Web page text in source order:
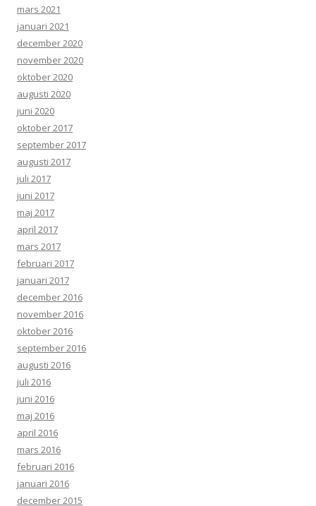
mars 2021
januari 2021
december 2020
november 2020
oktober 2020
augusti 2020
juni 2020
oktober 2017
september 2017
augusti 2017
juli 2017
juni 2017
maj 2017
april 2017
mars 2017
februari 2017
januari 2017
december 2016
november 2016
oktober 2016
september 2016
augusti 2016
juli 2016
juni 2016
maj 2016
april 2016
mars 2016
februari 2016
januari 2016
december 2015